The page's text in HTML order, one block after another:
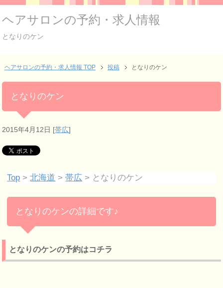
ヘアサロンの予約・求人情報
となりのケン
ヘアサロンの予約・求人情報 TOP 投稿 となりのケン
となりのケン
2015年4月12日 [帯広]
Top >北海道 >帯広 > となりのケン
となりのケンの詳細です♪
となりのケンの予約はコチラ